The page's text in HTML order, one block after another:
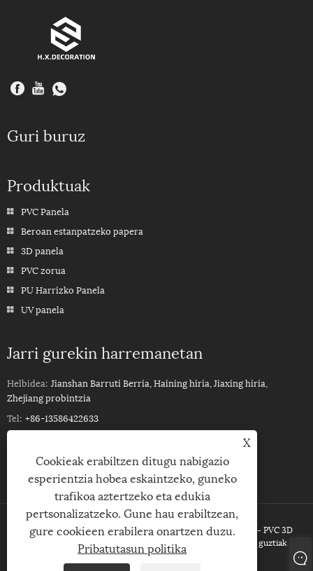
Guri buruz
Produktuak
PVC Panela
Beroan estanpatzeko papera
3D panela
PVC zorua
PU Harrizko Panela
UV panela
Jarri gurekin harremanetan
Helbidea: Jianshan Barruti Berria, Haining hiria, Jiaxing hiria,
Zhejiang probintzia
Tel: +86-13586422633
Posta elektronikoa: ROSSPVCPANEL88@YEAH.NET
Copyright © 2023Haining Xinhuang Decoration Material Co ,Ltd. - PVC 3D
sabaiko panela, UV PVC horma panela, WPC estaldura - Eskubide guztiak
X
Cookieak erabiltzen ditugu nabigazio
esperientzia hobea eskaintzeko, guneko
trafikoa aztertzeko eta edukia
pertsonalizatzeko. Gune hau erabiltzean,
gure cookieen erabilera onartzen duzu.
Pribatutasun politika